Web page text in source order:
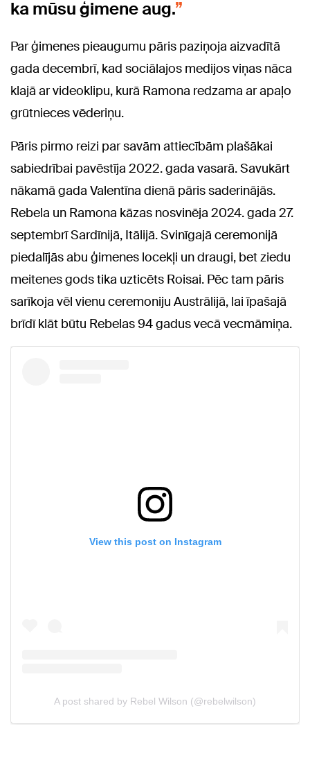
ka mūsu ģimene aug.
Par ģimenes pieaugumu pāris paziņoja aizvadītā
gada decembrī, kad sociālajos medijos viņas nāca
klajā ar videoklipu, kurā Ramona redzama ar apaļo
grūtnieces vēderiņu.
Pāris pirmo reizi par savām attiecībām plašākai
sabiedrībai pavēstīja 2022. gada vasarā. Savukārt
nākamā gada Valentīna dienā pāris saderinājās.
Rebela un Ramona kāzas nosvinēja 2024. gada 27.
septembrī Sardīnijā, Itālijā. Svinīgajā ceremonijā
piedalījās abu ģimenes locekļi un draugi, bet ziedu
meitenes gods tika uzticēts Roisai. Pēc tam pāris
sarīkoja vēl vienu ceremoniju Austrālijā, lai īpašajā
brīdī klāt būtu Rebelas 94 gadus vecā vecmāmiņa.